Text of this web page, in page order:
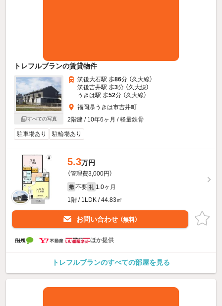
トレフルブランの賃貸物件
すべての写真
筑後大石駅 歩86分 （久大線）
筑後吉井駅 歩3分 （久大線）
うきは駅 歩52分 （久大線）
福岡県うきは市吉井町
2階建 / 10年6ヶ月 / 軽量鉄骨
駐車場あり 駐輪場あり
5.3万円
（管理費3,000円）
敷 不要 礼 1.0ヶ月
1階 / 1LDK / 44.83㎡
お問い合わせ （無料）
ほか提供
トレフルブランのすべての部屋を見る